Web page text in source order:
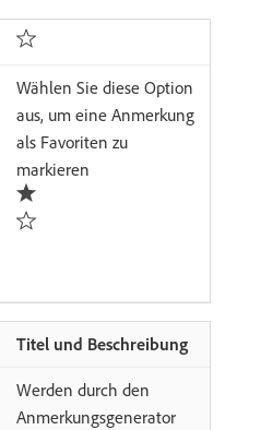
Wählen Sie diese Option
aus, um eine Anmerkung
als Favoriten zu
markieren
Titel und Beschreibung
Werden durch den
Anmerkungsgenerator